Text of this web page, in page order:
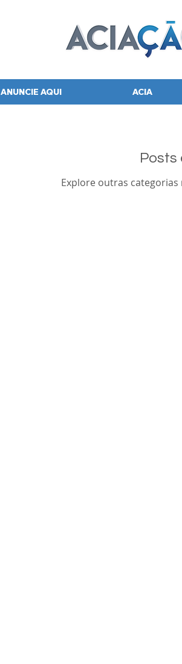
ANUNCIE AQUI ACIA
Posts
Explore outras